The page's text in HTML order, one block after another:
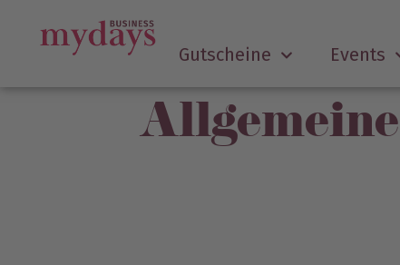
Gutscheine Events